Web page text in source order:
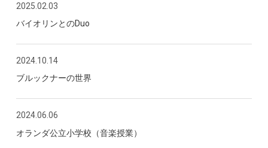
2025.02.03
バイオリンとのDuo
2024.10.14
ブルックナーの世界
2024.06.06
オランダ公立小学校（音楽授業）